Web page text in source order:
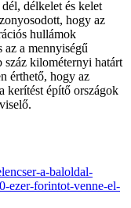
délkelet és kelet
hogy az
hullámok
az a mennyiségű
kilométernyi határt
érthető, hogy az
kerítést építő országok
a-baloldal-
ezer-forintot-venne-el-